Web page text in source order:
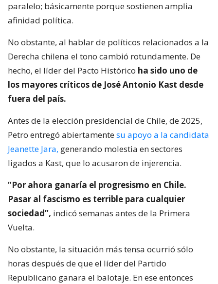
paralelo; básicamente porque sostienen amplia
afinidad política.
No obstante, al hablar de políticos relacionados a la
Derecha chilena el tono cambió rotundamente. De
hecho, el líder del Pacto Histórico ha sido uno de
los mayores críticos de José Antonio Kast desde
fuera del país.
Antes de la elección presidencial de Chile, de 2025,
Petro entregó abiertamentesu apoyo a la candidata
Jeanette Jara, generando molestia en sectores
ligados a Kast, que lo acusaron de injerencia.
“Por ahora ganaría el progresismo en Chile.
Pasar al fascismo es terrible para cualquier
sociedad”, indicó semanas antes de la Primera
Vuelta.
No obstante, la situación más tensa ocurrió sólo
horas después de que el líder del Partido
Republicano ganara el balotaje. En ese entonces